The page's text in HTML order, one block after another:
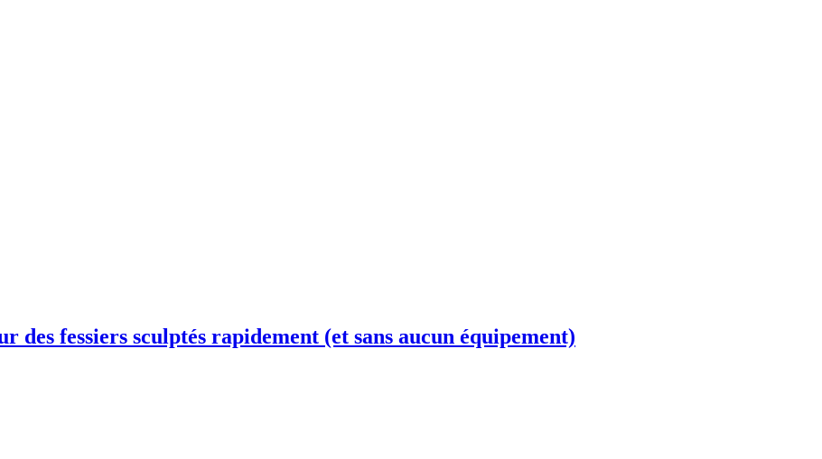
des fessiers sculptés rapidement (et sans aucun équipement)